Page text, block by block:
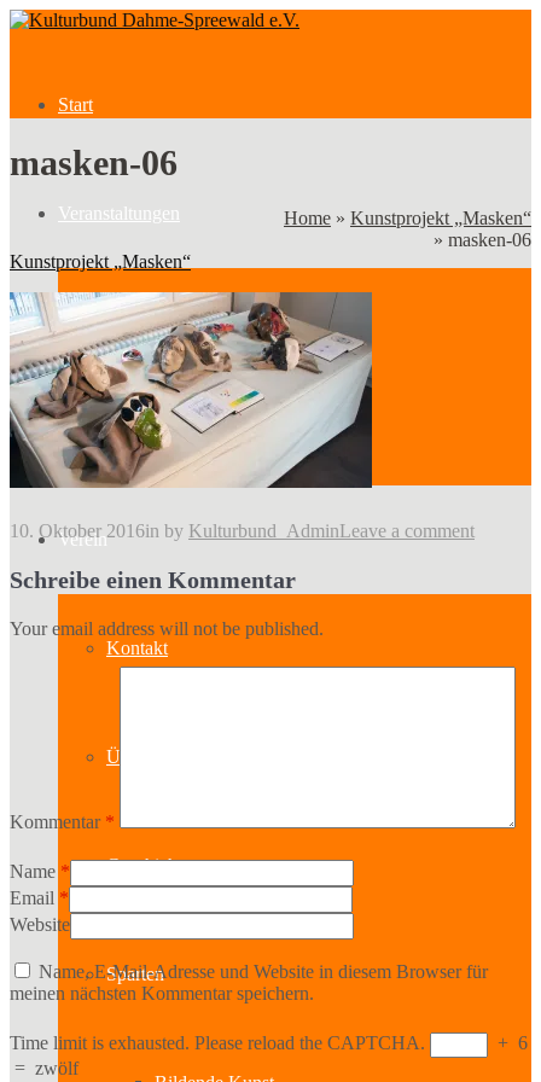
Start
Veranstaltungen
Veranstaltungen
Kategorien
Verein
Kontakt
Über uns
Geschichte
Sparten
masken-06
Home » Kunstprojekt „Masken“
» masken-06
Kunstprojekt „Masken“
10. Oktober 2016in by Kulturbund_AdminLeave a comment
Schreibe einen Kommentar
Your email address will not be published.
Kommentar *
Name *
Email *
Website
Name, E-Mail-Adresse und Website in diesem Browser für
meinen nächsten Kommentar speichern.
Time limit is exhausted. Please reload the CAPTCHA. + 6
= zwölf